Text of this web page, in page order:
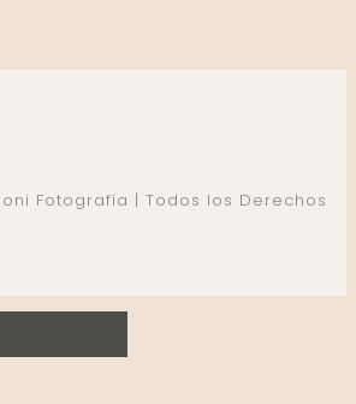
Fotografía | Todos los Derechos